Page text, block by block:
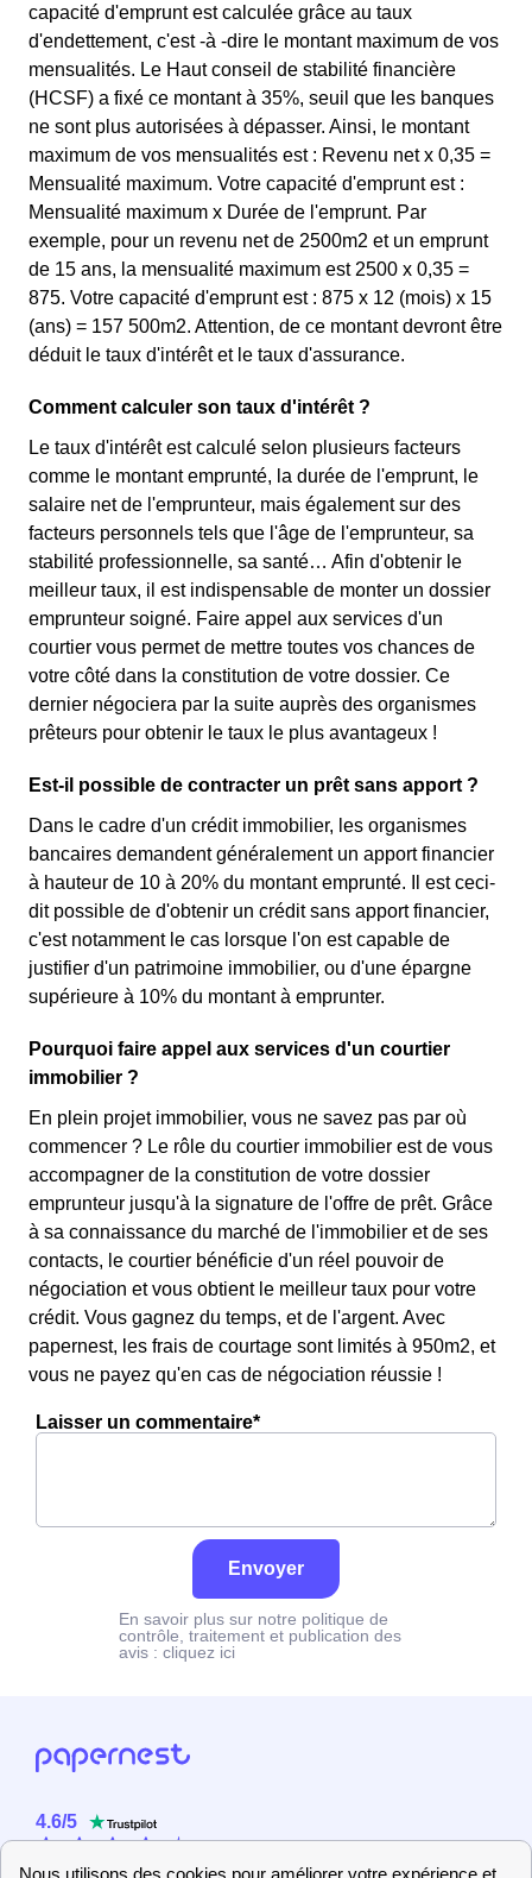
capacité d'emprunt est calculée grâce au taux
d'endettement, c'est -à -dire le montant maximum de vos
mensualités. Le Haut conseil de stabilité financière
(HCSF) a fixé ce montant à 35%, seuil que les banques
ne sont plus autorisées à dépasser. Ainsi, le montant
maximum de vos mensualités est : Revenu net x 0,35 =
Mensualité maximum. Votre capacité d'emprunt est :
Mensualité maximum x Durée de l'emprunt. Par
exemple, pour un revenu net de 2500m2 et un emprunt
de 15 ans, la mensualité maximum est 2500 x 0,35 =
875. Votre capacité d'emprunt est : 875 x 12 (mois) x 15
(ans) = 157 500m2. Attention, de ce montant devront être
déduit le taux d'intérêt et le taux d'assurance.
Comment calculer son taux d'intérêt ?
Le taux d'intérêt est calculé selon plusieurs facteurs
comme le montant emprunté, la durée de l'emprunt, le
salaire net de l'emprunteur, mais également sur des
facteurs personnels tels que l'âge de l'emprunteur, sa
stabilité professionnelle, sa santé… Afin d'obtenir le
meilleur taux, il est indispensable de monter un dossier
emprunteur soigné. Faire appel aux services d'un
courtier vous permet de mettre toutes vos chances de
votre côté dans la constitution de votre dossier. Ce
dernier négociera par la suite auprès des organismes
prêteurs pour obtenir le taux le plus avantageux !
Est-il possible de contracter un prêt sans apport ?
Dans le cadre d'un crédit immobilier, les organismes
bancaires demandent généralement un apport financier
à hauteur de 10 à 20% du montant emprunté. Il est ceci-
dit possible de d'obtenir un crédit sans apport financier,
c'est notamment le cas lorsque l'on est capable de
justifier d'un patrimoine immobilier, ou d'une épargne
supérieure à 10% du montant à emprunter.
Pourquoi faire appel aux services d'un courtier
immobilier ?
En plein projet immobilier, vous ne savez pas par où
commencer ? Le rôle du courtier immobilier est de vous
accompagner de la constitution de votre dossier
emprunteur jusqu'à la signature de l'offre de prêt. Grâce
à sa connaissance du marché de l'immobilier et de ses
contacts, le courtier bénéficie d'un réel pouvoir de
négociation et vous obtient le meilleur taux pour votre
crédit. Vous gagnez du temps, et de l'argent. Avec
papernest, les frais de courtage sont limités à 950m2, et
vous ne payez qu'en cas de négociation réussie !
Laisser un commentaire*
Envoyer
En savoir plus sur notre politique de
contrôle, traitement et publication des
avis : cliquez ici
4.6/5
2358 utilisateurs